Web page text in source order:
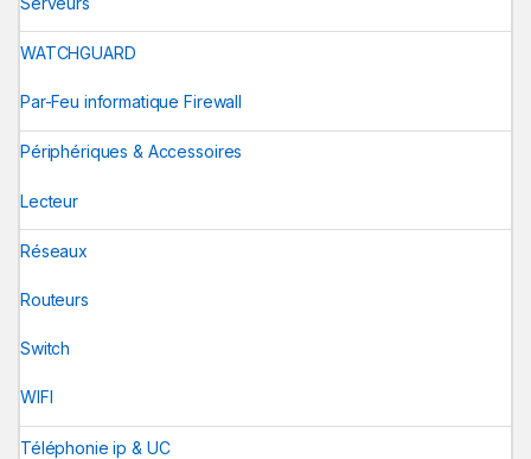
WATCHGUARD
Par-Feu informatique Firewall
Périphériques & Accessoires
Lecteur
Réseaux
Routeurs
Switch
WIFI
Téléphonie ip & UC